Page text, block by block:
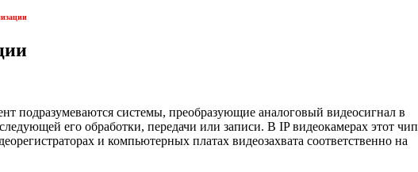
подразумеваются системы, преобразующие аналоговый видеосигнал в
его обработки, передачи или записи. В IP видеокамерах этот чип
и компьютерных платах видеозахвата соответственно на